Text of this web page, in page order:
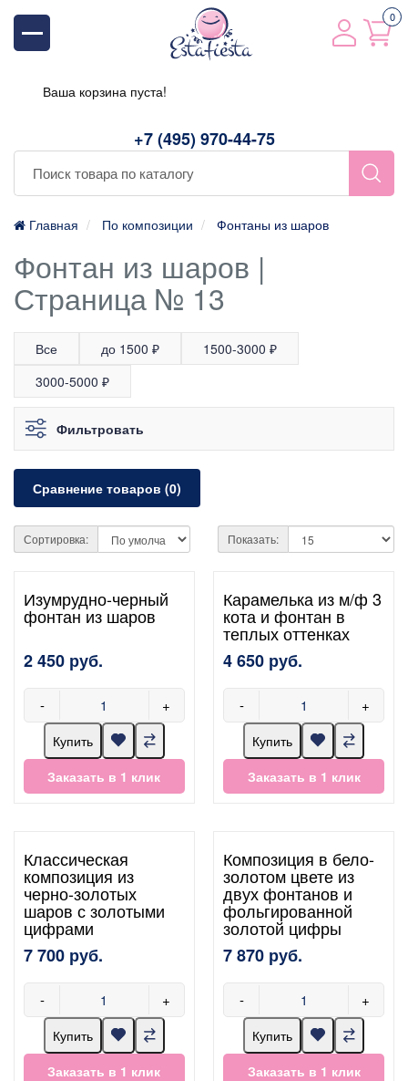
+7 (495) 970-44-75
0
Ваша корзина пуста!
Главная По композиции Фонтаны из шаров
Фонтан из шаров |
Страница № 13
Все до 1500 ₽
1500-3000 ₽
3000-5000 ₽
Фильтровать
Сравнение товаров (0)
Сортировка: Показать:
Изумрудно-черный
фонтан из шаров
2 450 руб.
- +
Купить
Заказать в 1 клик
Карамелька из м/ф 3
кота и фонтан в
теплых оттенках
4 650 руб.
- +
Купить
Заказать в 1 клик
Классическая
композиция из
черно-золотых
шаров с золотыми
цифрами
7 700 руб.
- +
Купить
Заказать в 1 клик
Композиция в бело-
золотом цвете из
двух фонтанов и
фольгированной
золотой цифры
7 870 руб.
- +
Купить
Заказать в 1 клик